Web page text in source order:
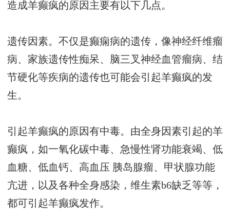
造成羊癫疯的原因主要有以下几点。
遗传因素。不仅是癫痫病的遗传，像神经纤维瘤
病、家族遗传性痴呆、脑三叉神经血管瘤病、结
节硬化等疾病的遗传也可能会引起羊癫疯的发
生。
引起羊癫疯的原因有中毒。由全身因素引起的羊
癫疯，如一氧化碳中毒、急慢性肾功能衰竭、低
血糖、低血钙、高血压 胰岛腺瘤、甲状腺功能
亢进，以及各种全身感染，维生素b6缺乏等等，
都可引起羊癫疯发作。